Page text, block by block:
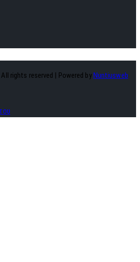
rights reserved | Powered by Nuntiusweb